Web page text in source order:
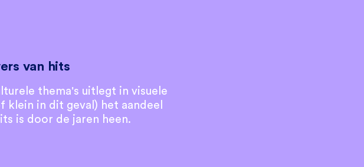
van hits
thema's uitlegt in visuele
klein in dit geval) het aandeel
is door de jaren heen.